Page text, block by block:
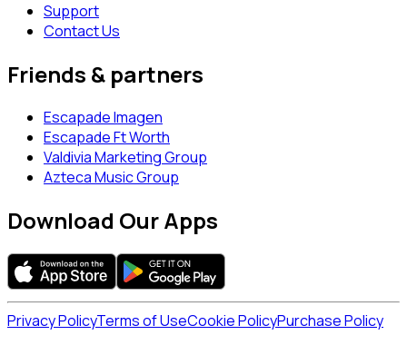
Support
Contact Us
Friends & partners
Escapade Imagen
Escapade Ft Worth
Valdivia Marketing Group
Azteca Music Group
Download Our Apps
Privacy PolicyTerms of UseCookie PolicyPurchase Policy